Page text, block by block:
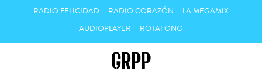
RADIO FELICIDAD
RADIO CORAZÓN
LA MEGAMIX
AUDIOPLAYER
ROTAFONO